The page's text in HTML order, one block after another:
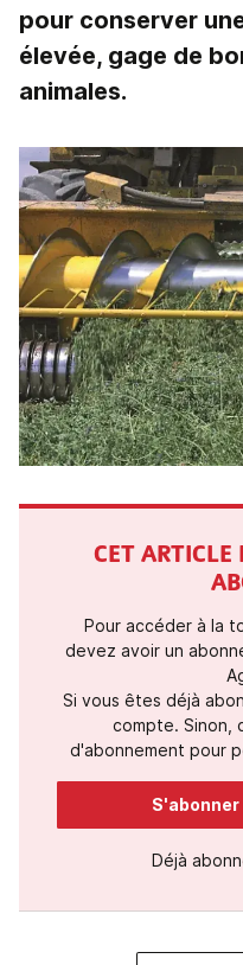
pour conserver
élevée, gage de
animales.
CET ARTICLE
Pour accéder à la
devez avoir un
Si vous êtes déjà
compte. Sinon,
d'abonnement pour
Déjà